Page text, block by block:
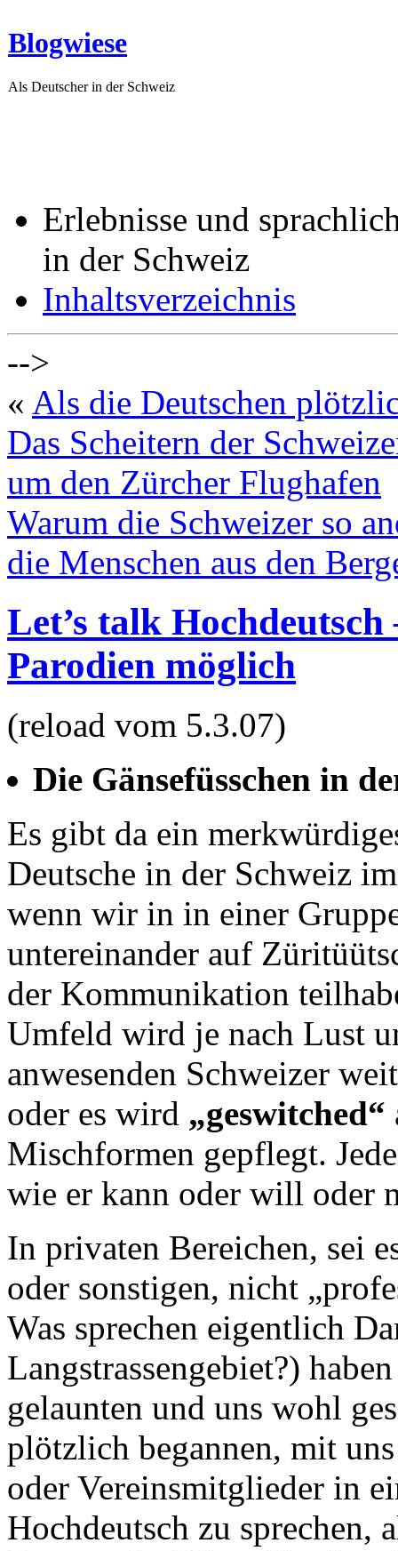
Blogwiese
Als Deutscher in der Schweiz
Erlebnisse und
in der Schweiz
Inhaltsverzeichnis
-->
« Als die Deutschen
Das Scheitern der
um den Zürcher Flughafen
Warum die Schweizer so
die Menschen aus den
Let’s talk
Parodien möglich
(reload vom 5.3.07)
Die Gänsefüsschen in
Es gibt da ein
Deutsche in der Schweiz
wenn wir in in einer
untereinander auf
der Kommunikation
Umfeld wird je nach Lust
anwesenden Schweizer
oder es wird „geswitched“
Mischformen gepflegt.
wie er kann oder will oder
In privaten Bereichen, sei
oder sonstigen, nicht
Was sprechen eigentlich
Langstrassengebiet?)
gelaunten und uns wohl
plötzlich begannen, mit
oder Vereinsmitglieder in
Hochdeutsch zu sprechen,